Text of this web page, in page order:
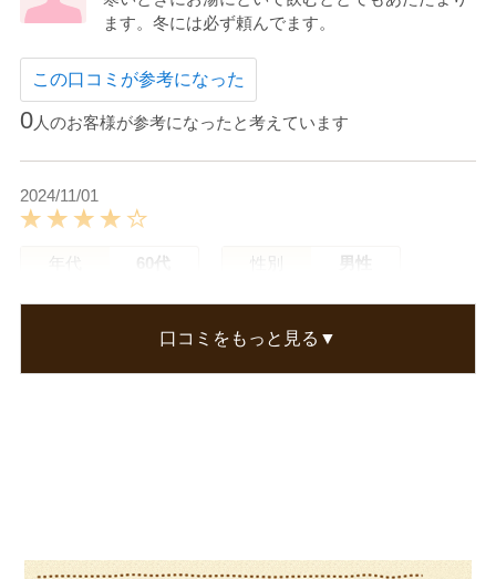
ます。冬には必ず頼んでます。
この口コミが参考になった
0人のお客様が参考になったと考えています
2024/11/01
年代 60代 性別 男性
生姜の香りが、大好きです、お湯割り、トースト
口コミをもっと見る▼